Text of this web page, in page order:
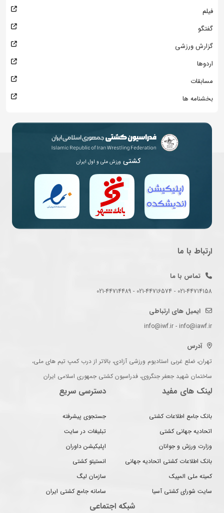
فیلم
گفتگو
گزارش ورزشی
اردوها
مسابقات
بخشنامه ها
کشتی ورزش ملی و اول ایران
ارتباط با ما
تماس با ما
021-44714158 - 021-44716574 - 021-44714489
ایمیل های ارتباطی
info@iwf.ir - info@iawf.ir
آدرس
تهران، ضلع غربی استادیوم ورزشی آزادی، بالاتر از درب کمپ تیم های ملی،
ساختمان شهید جعفر جنگروی، فدراسیون کشتی جمهوری اسلامی ایران
لینک های مفید
بانک جامع اطلاعات کشتی
اتحادیه جهانی کشتی
وزارت ورزش و جوانان
بانک اطلاعات کشتی اتحادیه جهانی
کمیته ملی المپیک
سایت شورای کشتی آسیا
دسترسی سریع
جستجوی پیشرفته
تبلیغات در سایت
اپلیکیشن داوران
انستیتو کشتی
سازمان لیگ
سامانه جامع کشتی ایران
شبکه اجتماعی